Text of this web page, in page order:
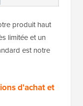
produit haut
limitée et un
est notre
d'achat et